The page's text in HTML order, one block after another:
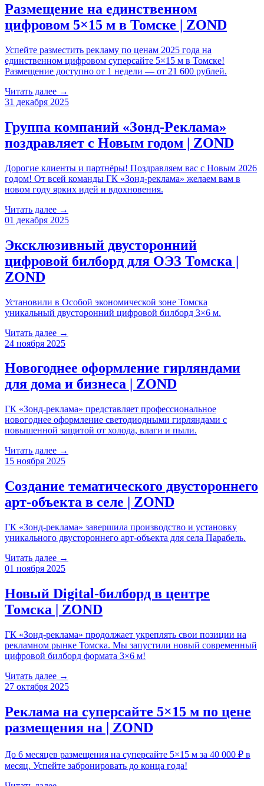
Размещение на единственном
цифровом 5×15 м в Томске | ZOND
Успейте разместить рекламу по ценам 2025 года на
единственном цифровом суперсайте 5×15 м в Томске!
Размещение доступно от 1 недели — от 21 600 рублей.
Читать далее →
31 декабря 2025
Группа компаний «Зонд-Реклама»
поздравляет с Новым годом | ZOND
Дорогие клиенты и партнёры! Поздравляем вас с Новым 2026
годом! От всей команды ГК «Зонд-реклама» желаем вам в
новом году ярких идей и вдохновения.
Читать далее →
01 декабря 2025
Эксклюзивный двусторонний
цифровой билборд для ОЭЗ Томска |
ZOND
Установили в Особой экономической зоне Томска
уникальный двусторонний цифровой билборд 3×6 м.
Читать далее →
24 ноября 2025
Новогоднее оформление гирляндами
для дома и бизнеса | ZOND
ГК «Зонд-реклама» представляет профессиональное
новогоднее оформление светодиодными гирляндами с
повышенной защитой от холода, влаги и пыли.
Читать далее →
15 ноября 2025
Создание тематического двустороннего
арт-объекта в селе | ZOND
ГК «Зонд-реклама» завершила производство и установку
уникального двустороннего арт-объекта для села Парабель.
Читать далее →
01 ноября 2025
Новый Digital-билборд в центре
Томска | ZOND
ГК «Зонд-реклама» продолжает укреплять свои позиции на
рекламном рынке Томска. Мы запустили новый современный
цифровой билборд формата 3×6 м!
Читать далее →
27 октября 2025
Реклама на суперсайте 5×15 м по цене
размещения на | ZOND
До 6 месяцев размещения на суперсайте 5×15 м за 40 000 ₽ в
месяц. Успейте забронировать до конца года!